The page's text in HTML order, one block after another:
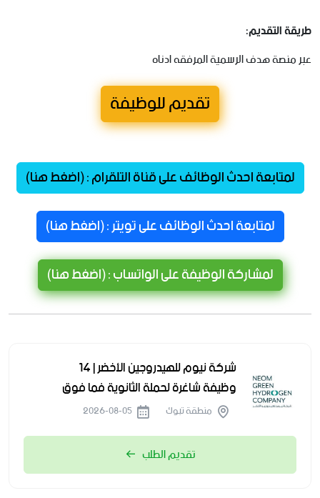
طريقةالتقديم:
عبرمنصةهدفالرسميةالمرفقهادناه
تقديم للوظيفة
لمتابعة احدث الوظائف على قناة التلقرام : (اضغط هنا)
لمتابعة احدث الوظائف على تويتر : (اضغط هنا)
لمشاركة الوظيفة على الواتساب : (اضغط هنا)
شركة نيوم للهيدروجين الأخضر | 14
وظيفة شاغرة لحملة الثانوية فما فوق
منطقة تبوك
تقديم الطلب